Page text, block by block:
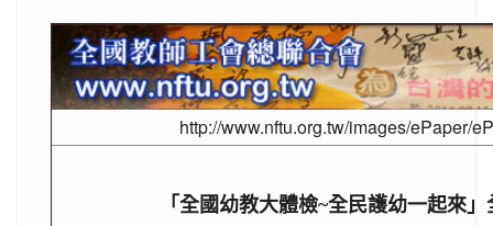
http://www.nftu.org.tw/images/ePaper/
「全國幼教大體檢~全民護幼一起來」